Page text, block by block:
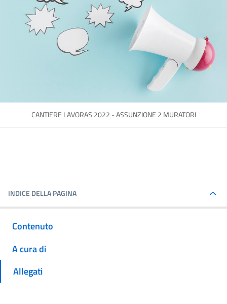
CANTIERE LAVORAS 2022 - ASSUNZIONE 2 MURATORI
INDICE DELLA PAGINA
Contenuto
A cura di
Allegati